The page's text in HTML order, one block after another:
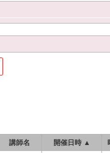
講師名 開催日時 ▲